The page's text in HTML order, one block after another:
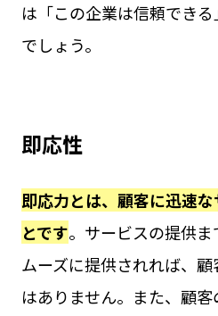
は「この企業は信頼でき
でしょう。
即応性
即応力とは、顧客に迅速
とです。サービスの提供
ムーズに提供されれば、
はありません。また、顧